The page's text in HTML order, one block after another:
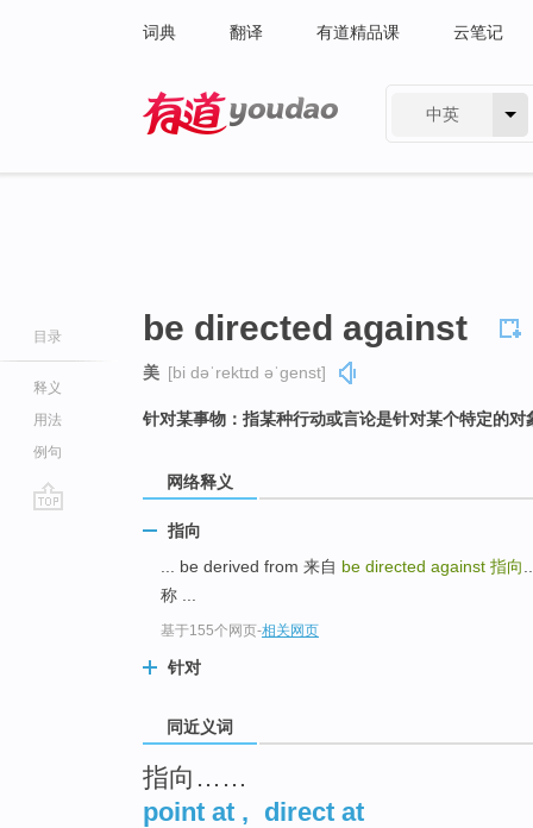
词典 翻译 有道精品课 云笔记
中英
目录
释义
用法
例句
be directed against
美 [bi dəˈrektɪd əˈɡenst]
针对某事物：指某种行动或言论是针对某个特定的对
网络释义
指向
... be derived from 来自 be directed against 指向
称 ...
基于155个网页-相关网页
针对
同近义词
指向……
point at , direct at